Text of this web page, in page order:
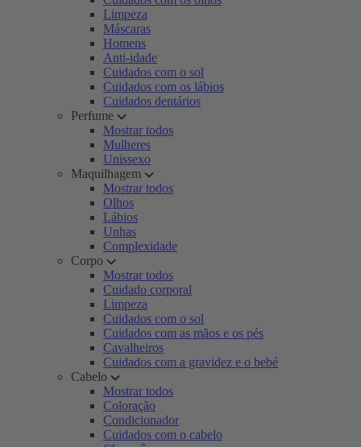
Limpeza
Máscaras
Homens
Anti-idade
Cuidados com o sol
Cuidados com os lábios
Cuidados dentários
Perfume
Mostrar todos
Mulheres
Unissexo
Maquilhagem
Mostrar todos
Olhos
Lábios
Unhas
Complexidade
Corpo
Mostrar todos
Cuidado corporal
Limpeza
Cuidados com o sol
Cuidados com as mãos e os pés
Cavalheiros
Cuidados com a gravidez e o bebé
Cabelo
Mostrar todos
Coloração
Condicionador
Cuidados com o cabelo